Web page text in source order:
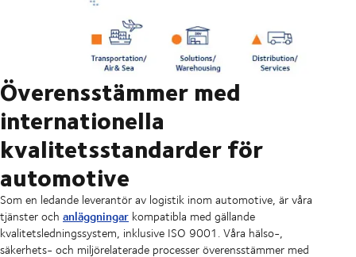
Överensstämmer med
internationella
kvalitetsstandarder för
automotive
Som en ledande leverantör av logistik inom automotive, är våra
tjänster och anläggningar kompatibla med gällande
kvalitetsledningssystem, inklusive ISO 9001. Våra hälso-,
säkerhets- och miljörelaterade processer överensstämmer med